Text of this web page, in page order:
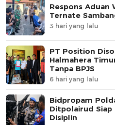
Respons Aduan
Ternate
3 hari yang lalu
PT Position
Halmahera
Tanpa BPJS
6 hari yang lalu
Bidpropam
Ditpolairud Siap
Disiplin